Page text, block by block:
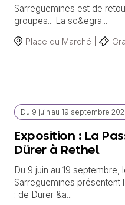
Sarreguemines est de
groupes... La sc&egra...
Place du Marché |
Du 9 juin au 19 septembre
Exposition : La
Dürer à Rethel
Du 9 juin au 19
Sarreguemines présentent
: de Dürer &a...